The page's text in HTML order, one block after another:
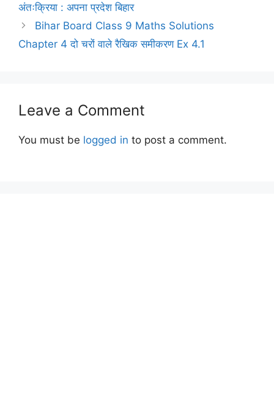
अंतःक्रिया : अपना प्रदेश बिहार
Bihar Board Class 9 Maths Solutions
Chapter 4 दो चरों वाले रैखिक समीकरण Ex 4.1
Leave a Comment
You must be logged in to post a comment.